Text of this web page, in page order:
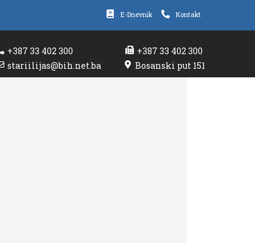
E-Dnevnik Kontakt
+387 33 402 300
+387 33 402 300
stariilijas@bih.net.ba
Bosanski put 151